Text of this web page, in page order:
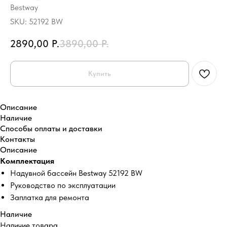
Bestway
SKU: 52192 BW
2890,00 Р.3890,00 Р.
Купить
Описание
Наличие
Способы оплаты и доставки
Контакты
Описание
Комплектация
Надувной бассейн Bestway 52192 BW
Руководство по эксплуатации
Заплатка для ремонта
Наличие